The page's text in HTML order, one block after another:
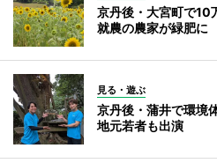
京丹後・大宮町で
就農の農家が緑肥に
見る・遊ぶ
京丹後・蒲井で環境
地元若者も出演